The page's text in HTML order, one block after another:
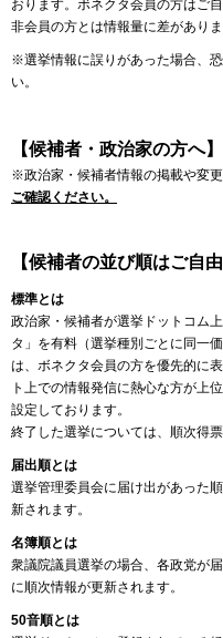
おります。ボネクタ会員の方はご
非会員の方とは情報量に差がありま
※選挙情報に誤りがあった場合、
い。
【候補者・政治家の方へ】
※政治家・候補者情報の掲載や変
ご確認ください。
【候補者の並び順はご自
標準とは
政治家・候補者が選挙ドットコム
タ」を有料（選挙種別ごとに同一
は、ボネクタ会員の方を優先的に
ト上での情報発信に熱心な方が上
設定しております。
終了した選挙については、順次得
届出順とは
選挙管理委員会に届け出があった
新されます。
名簿順とは
衆議院議員選挙の場合、各政党が
に順次情報が更新されます。
50音順とは